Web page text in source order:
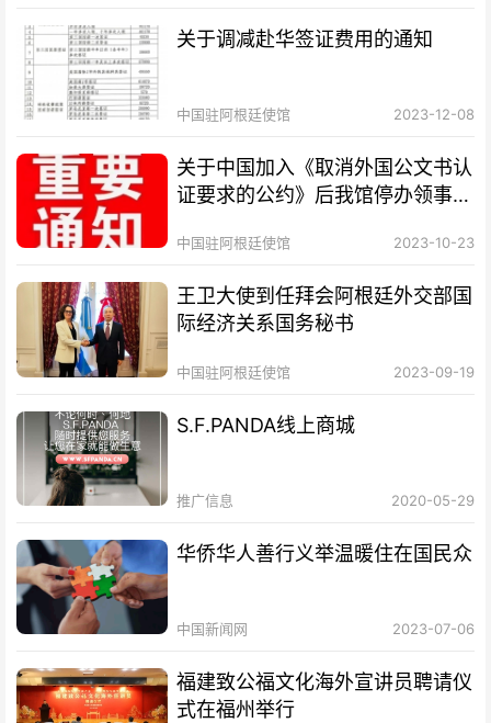
关于调减赴华签证费用的通知
中国驻阿根廷使馆 2023-12-08
关于中国加入《取消外国公文书认
证要求的公约》后我馆停办领事认
中国驻阿根廷使馆 2023-10-23
王卫大使到任拜会阿根廷外交部国
际经济关系国务秘书
中国驻阿根廷使馆 2023-09-19
S.F.PANDA线上商城
推广信息 2020-05-29
华侨华人善行义举温暖住在国民众
中国新闻网 2023-07-06
福建致公福文化海外宣讲员聘请仪
式在福州举行